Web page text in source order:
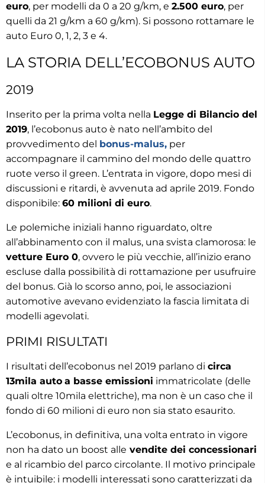
euro, per modelli da 0 a 20 g/km, e 2.500 euro, per
quelli da 21 g/km a 60 g/km). Si possono rottamare le
auto Euro 0, 1, 2, 3 e 4.
LA STORIA DELL’ECOBONUS AUTO
2019
Inserito per la prima volta nella Legge di Bilancio del
2019, l’ecobonus auto è nato nell’ambito del
provvedimento del bonus-malus, per
accompagnare il cammino del mondo delle quattro
ruote verso il green. L’entrata in vigore, dopo mesi di
discussioni e ritardi, è avvenuta ad aprile 2019. Fondo
disponibile: 60 milioni di euro.
Le polemiche iniziali hanno riguardato, oltre
all’abbinamento con il malus, una svista clamorosa: le
vetture Euro 0, ovvero le più vecchie, all’inizio erano
escluse dalla possibilità di rottamazione per usufruire
del bonus. Già lo scorso anno, poi, le associazioni
automotive avevano evidenziato la fascia limitata di
modelli agevolati.
PRIMI RISULTATI
I risultati dell’ecobonus nel 2019 parlano di circa
13mila auto a basse emissioni immatricolate (delle
quali oltre 10mila elettriche), ma non è un caso che il
fondo di 60 milioni di euro non sia stato esaurito.
L’ecobonus, in definitiva, una volta entrato in vigore
non ha dato un boost alle vendite dei concessionari
e al ricambio del parco circolante. Il motivo principale
è intuibile: i modelli interessati sono caratterizzati da